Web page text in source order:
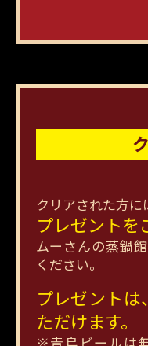
クリアされた方に
プレゼントを
ムーさんの蒸鍋
ください。
プレゼントは
ただけます。